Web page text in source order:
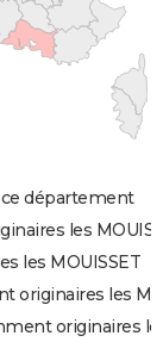
ce département
les
les MOUISSET
originaires les
originaires